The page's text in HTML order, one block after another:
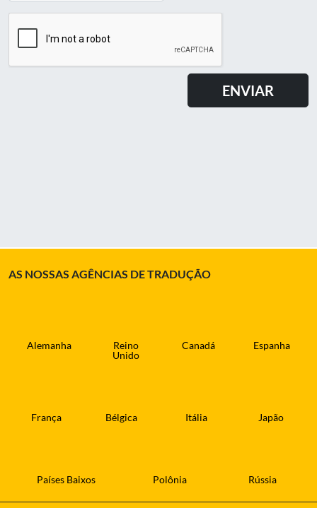
AS NOSSAS AGÊNCIAS DE TRADUÇÃO
Alemanha
Reino
Unido
Canadá Espanha
França Bélgica Itália Japão
Países Baixos Polônia Rússia